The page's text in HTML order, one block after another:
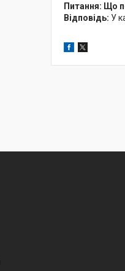
Питання: Що
Відповідь: У